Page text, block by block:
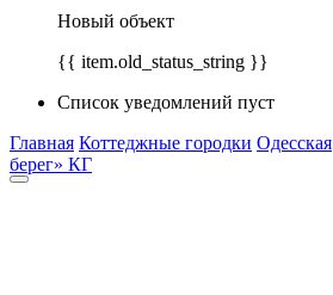
Новый объект
{{ item.old_status_string }}
Список уведомлений пуст
Главная Коттеджные городки Одесская
берег» КГ